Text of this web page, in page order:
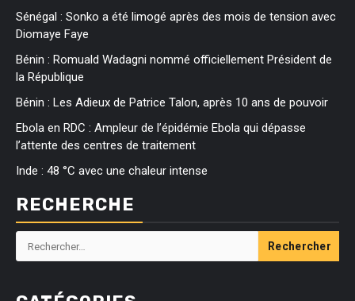
Sénégal : Sonko a été limogé après des mois de tension avec
Diomaye Faye
Bénin : Romuald Wadagni nommé officiellement Président de
la République
Bénin : Les Adieux de Patrice Talon, après 10 ans de pouvoir
Ebola en RDC : Ampleur de l’épidémie Ebola qui dépasse
l’attente des centres de traitement
Inde : 48 °C avec une chaleur intense
RECHERCHE
Rechercher :